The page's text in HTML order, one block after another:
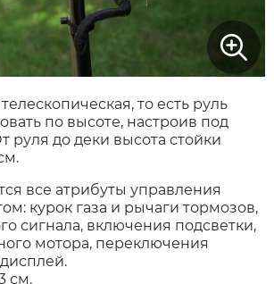
то есть руль
по высоте, настроив под
руля до деки высота стойки
все атрибуты управления
курок газа и рычаги тормозов,
сигнала, включения подсветки,
мотора, переключения
см.